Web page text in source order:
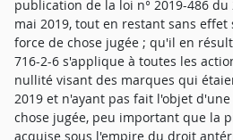
publication de la loi n° 2019-486 du
mai 2019, tout en restant sans
force de chose jugée ; qu'il en
716-2-6 s'applique à toutes les
nullité visant des marques qui
2019 et n'ayant pas fait l'objet
chose jugée, peu important que la
acquise sous l'empire du droit